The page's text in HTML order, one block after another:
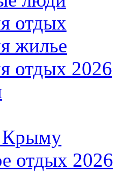
отдых
жилье
отдых 2026
Крыму
отдых 2026